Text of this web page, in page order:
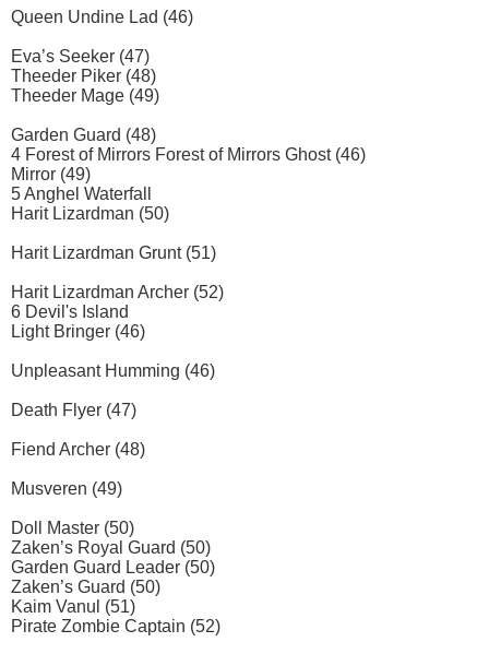
Queen Undine Lad (46)
Eva’s Seeker (47)
Theeder Piker (48)
Theeder Mage (49)
Garden Guard (48)
4 Forest of Mirrors Forest of Mirrors Ghost (46)
Mirror (49)
5 Anghel Waterfall
Harit Lizardman (50)
Harit Lizardman Grunt (51)
Harit Lizardman Archer (52)
6 Devil's Island
Light Bringer (46)
Unpleasant Humming (46)
Death Flyer (47)
Fiend Archer (48)
Musveren (49)
Doll Master (50)
Zaken’s Royal Guard (50)
Garden Guard Leader (50)
Zaken’s Guard (50)
Kaim Vanul (51)
Pirate Zombie Captain (52)